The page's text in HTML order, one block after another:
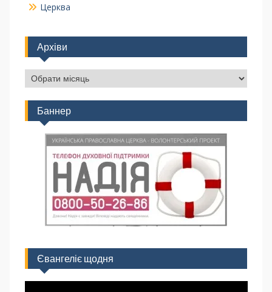
Церква
Архіви
Баннер
Євангеліє щодня